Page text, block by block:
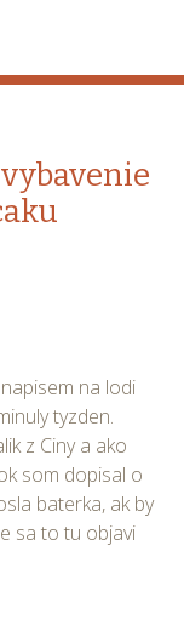
na lodi
tyzden.
z Ciny a ako
som dopisal o
baterka, ak by
sa to tu objavi